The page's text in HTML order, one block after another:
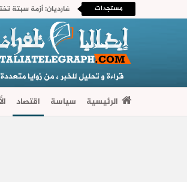
مستجدات غارديان: أزمة سبتة
الرئيسية سياسة اقتصاد